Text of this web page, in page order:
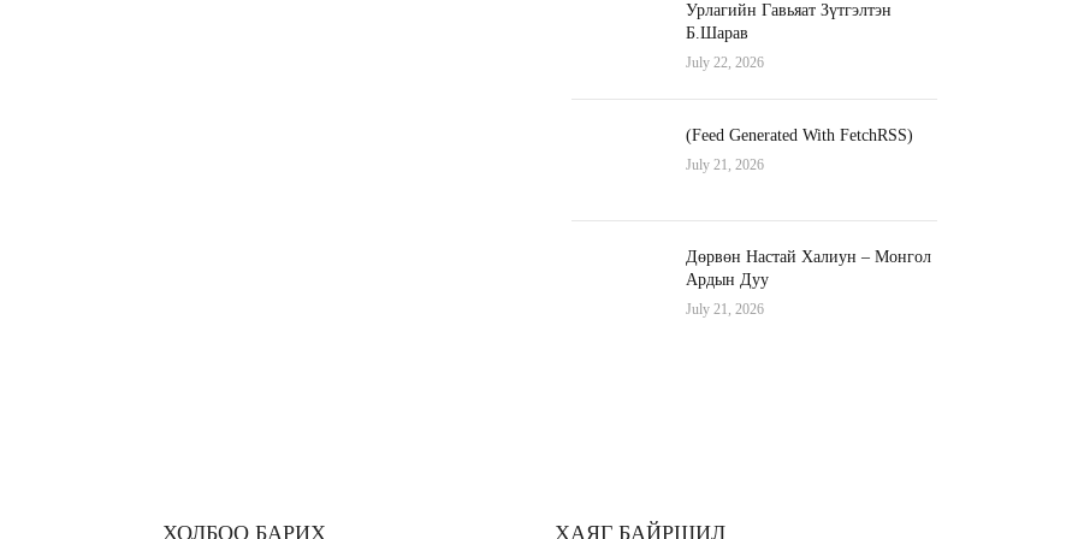
Урлагийн Гавьяат Зүтгэлтэн
Б.Шарав
July 22, 2026
(Feed Generated With FetchRSS)
July 21, 2026
Дөрвөн Настай Халиун – Монгол
Ардын Дуу
July 21, 2026
ХОЛБОО БАРИХ ХАЯГ БАЙРШИЛ